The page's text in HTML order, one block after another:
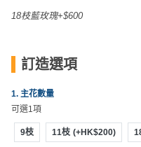
禮
場
地
佈
置
用
品
婚
禮
子
願
清
單
18枝藍玫瑰+$600
訂造選項
1. 主花數量
可選1項
9枝 11枝 (+HK$200)